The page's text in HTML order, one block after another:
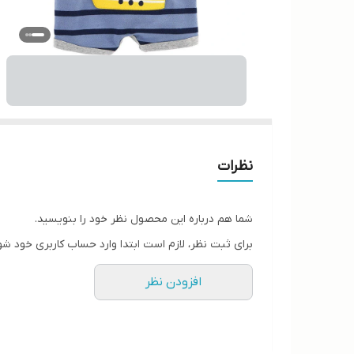
نظرات
شما هم درباره این محصول نظر خود را بنویسید.
برای ثبت نظر، لازم است ابتدا وارد حساب کاربری خود
افزودن نظر